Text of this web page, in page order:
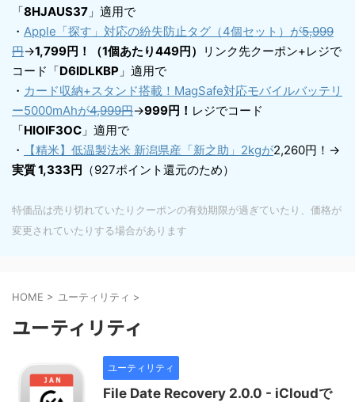
「8HJAUS37 」適用で
・ Apple「探す」対応の紛失防止タグ（4個セット）が5,999
円→1,799円！（1個あたり449円）
リンク先クーポン+レジで
コード「D6IDLKBP 」適用で
・ カード収納+スタンド搭載！MagSafe対応モバイルバッテリ
ー5000mAhが4,999円→999円！ レジでコード
「HIOIF3OC 」適用で
・
【精米】低温製法米 新潟県産「新之助」2kgが2,260円！→
実質 1,333円 （927ポイント還元のため）
特価品は売り切れていたりクーポンの有効期限が過ぎていたり、価格が
変更されていたりする場合があります
HOME > ユーティリティ >
ユーティリティ
ユーティリティ
File Date Recovery 2.0.0 - iCloudで